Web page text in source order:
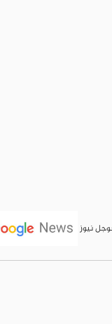
نيوز